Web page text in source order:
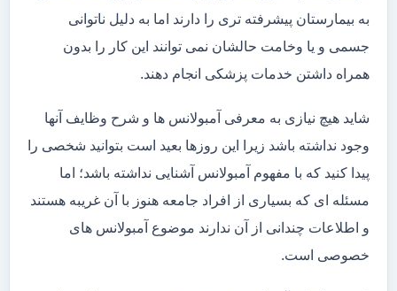
به بیمارستان پیشرفته تری را دارند اما به دلیل ناتوانی
جسمی و یا وخامت حالشان نمی توانند این کار را بدون
همراه داشتن خدمات پزشکی انجام دهند.
شاید هیچ نیازی به معرفی آمبولانس ها و شرح وظایف آنها
وجود نداشته باشد زیرا این روزها بعید است بتوانید شخصی را
پیدا کنید که با مفهوم آمبولانس آشنایی نداشته باشد؛ اما
مسئله ای که بسیاری از افراد جامعه هنوز با آن غریبه هستند
و اطلاعات چندانی از آن ندارند موضوع آمبولانس های
خصوصی است.